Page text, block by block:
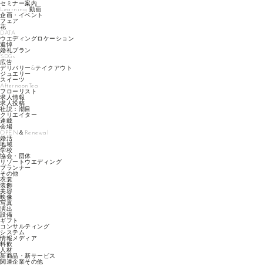
セミナー案内
Learning 動画
企画・イベント
フェア
花
DATA
ウエディングロケーション
追悼
婚礼プラン
SDGs
広告
デリバリー&テイクアウト
ジュエリー
スイーツ
AfternoonTea
フローリスト
求人情報
求人投稿
社説：潮目
クリエイター
連載
会場
OPEN＆Renewal
婚活
地域
学校
協会・団体
リゾートウエディング
プランナー
その他
衣裳
装飾
美容
映像
写真
演出
設備
ギフト
コンサルティング
システム
情報メディア
料飲
人材
新商品・新サービス
関連企業その他